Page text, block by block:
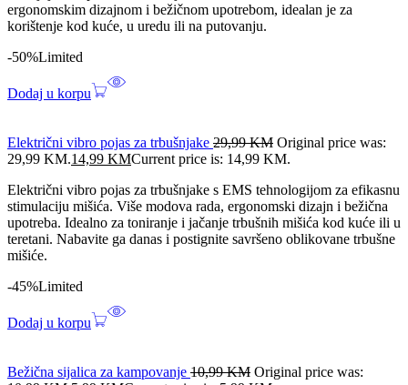
ergonomskim dizajnom i bežičnom upotrebom, idealan je za
korištenje kod kuće, u uredu ili na putovanju.
-50%Limited
Dodaj u korpu
Električni vibro pojas za trbušnjake 29,99KM Original price was:
29,99 KM.14,99 KMCurrent price is: 14,99 KM.
Električni vibro pojas za trbušnjake s EMS tehnologijom za efikasnu
stimulaciju mišića. Više modova rada, ergonomski dizajn i bežična
upotreba. Idealno za toniranje i jačanje trbušnih mišića kod kuće ili u
teretani. Nabavite ga danas i postignite savršeno oblikovane trbušne
mišiće.
-45%Limited
Dodaj u korpu
Bežična sijalica za kampovanje 10,99KM Original price was: